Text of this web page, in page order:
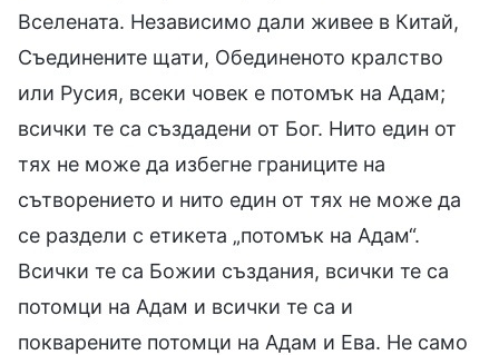
Вселената. Независимо дали живее в Китай,
Съединените щати, Обединеното кралство
или Русия, всеки човек е потомък на Адам;
всички те са създадени от Бог. Нито един от
тях не може да избегне границите на
сътворението и нито един от тях не може да
се раздели с етикета „потомък на Адам“.
Всички те са Божии създания, всички те са
потомци на Адам и всички те са и
покварените потомци на Адам и Ева. Не само